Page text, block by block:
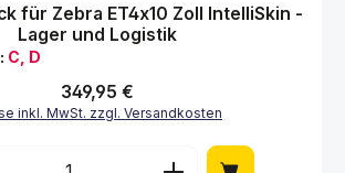
Bewertung von 0 von 5 Sternen
für Zebra ET4x10 Zoll IntelliSkin -
Lager und Logistik
C, D
Regulärer Preis:
349,95 €
inkl. MwSt. zzgl. Versandkosten
Anzahl: Gib den gewünschten